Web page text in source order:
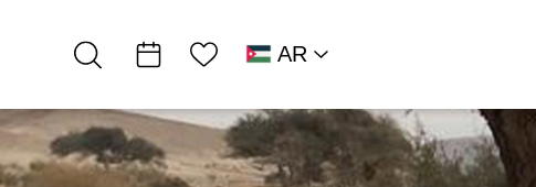
AR
EN
قائمة الأمنيات
جنوب البحر الميت